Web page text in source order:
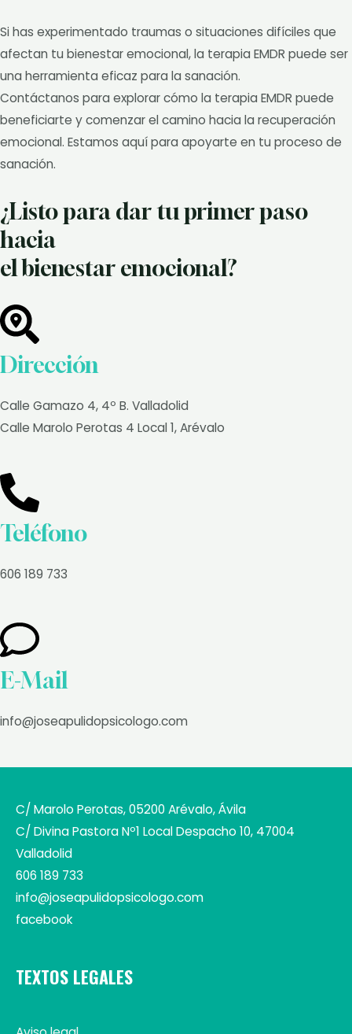
Si has experimentado traumas o situaciones difíciles que
afectan tu bienestar emocional, la terapia EMDR puede ser
una herramienta eficaz para la sanación.
Contáctanos para explorar cómo la terapia EMDR puede
beneficiarte y comenzar el camino hacia la recuperación
emocional. Estamos aquí para apoyarte en tu proceso de
sanación.
¿Listo para dar tu primer paso
hacia
el bienestar emocional?
Dirección
Calle Gamazo 4, 4º B. Valladolid
Calle Marolo Perotas 4 Local 1, Arévalo
Teléfono
606 189 733
E-Mail
info@joseapulidopsicologo.com
C/ Marolo Perotas, 05200 Arévalo, Ávila
C/ Divina Pastora Nº1 Local Despacho 10, 47004
Valladolid
606 189 733
info@joseapulidopsicologo.com
facebook
TEXTOS LEGALES